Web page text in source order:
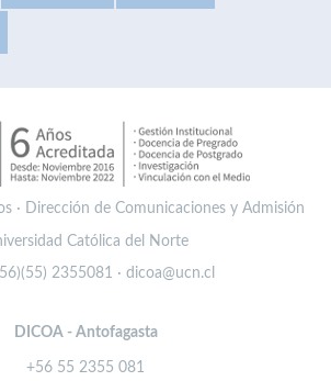
· Dirección de Comunicaciones y Admisión
Católica del Norte
2355081 · dicoa@ucn.cl
DICOA - Antofagasta
+56 55 2355 081